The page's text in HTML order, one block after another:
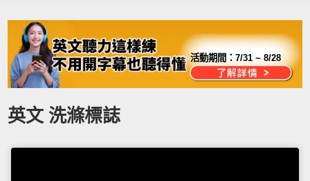
活動期間：7/31 ~ 8/28
英文 洗滌標誌